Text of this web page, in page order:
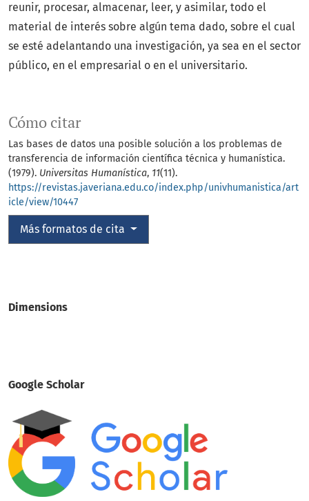
Cómo citar
Las bases de datos una posible solución a los problemas de
transferencia de información científica técnica y humanística.
(1979). Universitas Humanística, 11(11).
https://revistas.javeriana.edu.co/index.php/univhumanistica/art
icle/view/10447
Más formatos de cita
Dimensions
Google Scholar
reunir, procesar, almacenar, leer, y asimilar, todo el
material de interés sobre algún tema da­do, sobre el cual
se esté adelantando una investigación, ya sea en el sector
público, en el empresarial o en el universitario.